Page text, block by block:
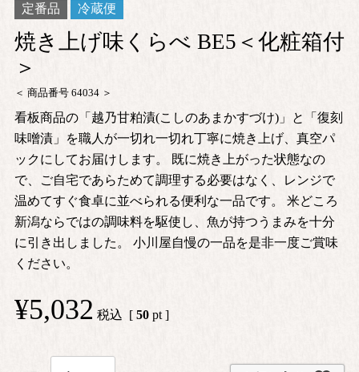
定番品 冷蔵便
焼き上げ味くらべ BE5＜化粧箱付
＞
商品番号 64034
看板商品の「越乃甘粕漬(こしのあまかすづけ)」と「復刻
味噌漬」を職人が一切れ一切れ丁寧に焼き上げ、真空パ
ックにしてお届けします。 既に焼き上がった状態なの
で、ご自宅であらためて調理する必要はなく、レンジで
温めてすぐ食卓に並べられる便利な一品です。 米どころ
新潟ならではの調味料を駆使し、魚が持つうまみを十分
に引き出しました。 小川屋自慢の一品を是非一度ご賞味
ください。
¥5,032 税込 [ 50 pt ]